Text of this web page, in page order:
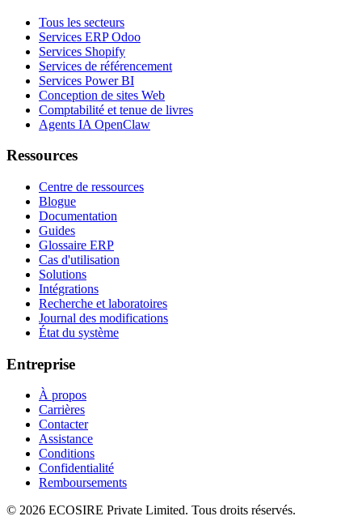
Tous les secteurs
Services ERP Odoo
Services Shopify
Services de référencement
Services Power BI
Conception de sites Web
Comptabilité et tenue de livres
Agents IA OpenClaw
Ressources
Centre de ressources
Blogue
Documentation
Guides
Glossaire ERP
Cas d'utilisation
Solutions
Intégrations
Recherche et laboratoires
Journal des modifications
État du système
Entreprise
À propos
Carrières
Contacter
Assistance
Conditions
Confidentialité
Remboursements
© 2026 ECOSIRE Private Limited. Tous droits réservés.